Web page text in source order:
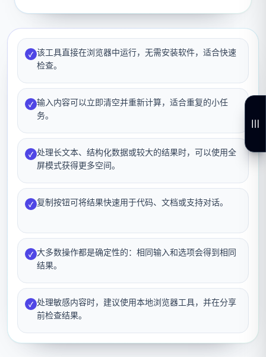
✓ 该工具直接在浏览器中运行，无需安装软件，适合快速
检查。
✓ 输入内容可以立即清空并重新计算，适合重复的小任
务。
✓ 处理长文本、结构化数据或较大的结果时，可以使用全
屏模式获得更多空间。
✓ 复制按钮可将结果快速用于代码、文档或支持对话。
✓ 大多数操作都是确定性的：相同输入和选项会得到相同
结果。
✓ 处理敏感内容时，建议使用本地浏览器工具，并在分享
前检查结果。